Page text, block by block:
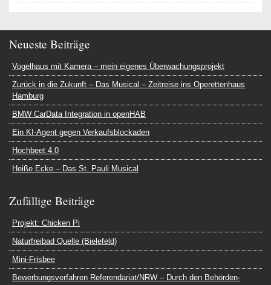
Neueste Beiträge
Vogelhaus mit Kamera – mein eigenes Überwachungsprojekt
Zurück in die Zukunft – Das Musical – Zeitreise ins Operettenhaus
Hamburg
BMW CarData Integration in openHAB
Ein KI-Agent gegen Verkaufsblockaden
Hochbeet 4.0
Heiße Ecke – Das St. Pauli Musical
Zufällige Beiträge
Projekt: Chicken Pi
Naturfreibad Quelle (Bielefeld)
Mini-Frisbee
Bewerbungsverfahren Referendariat/NRW – Durch den Behörden-